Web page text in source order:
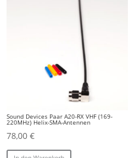
Sound Devices Paar A20-RX VHF (169-
220MHz) Helix-SMA-Antennen
78,00€